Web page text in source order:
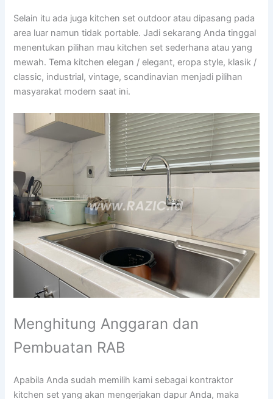
Selain itu ada juga kitchen set outdoor atau dipasang pada
area luar namun tidak portable. Jadi sekarang Anda tinggal
menentukan pilihan mau kitchen set sederhana atau yang
mewah. Tema kitchen elegan / elegant, eropa style, klasik /
classic, industrial, vintage, scandinavian menjadi pilihan
masyarakat modern saat ini.
Menghitung Anggaran dan
Pembuatan RAB
Apabila Anda sudah memilih kami sebagai kontraktor
kitchen set yang akan mengerjakan dapur Anda, maka